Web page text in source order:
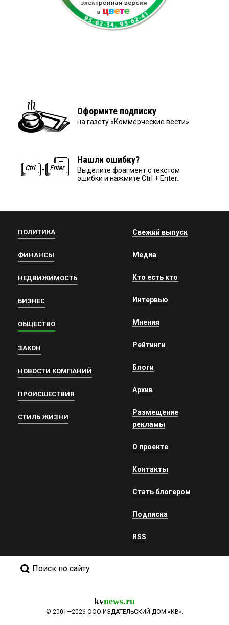
Оформите подписку
на газету «Коммерческие вести»
Нашли ошибку?
Выделите фрагмент с текстом
ошибки и нажмите Ctrl + Enter.
ПОЛИТИКА
ФИНАНСЫ
НЕДВИЖИМОСТЬ
БИЗНЕС
ОБЩЕСТВО
ЗАКОН
НОВОСТИ КОМПАНИЙ
ПРОИСШЕСТВИЯ
СТИЛЬ ЖИЗНИ
Свежий выпуск
Медиа
Кто есть кто
Интервью
Мнения
Рейтинги
Блоги
Архив
Размещение
рекламы
О проекте
Контакты
Стать блогером
Подписка
RSS
Поиск по сайту
kvnews.ru
© 2001—2026 ООО ИЗДАТЕЛЬСКИЙ ДОМ «КВ».